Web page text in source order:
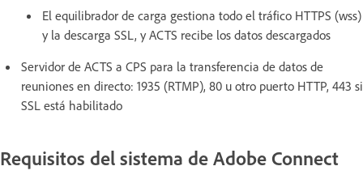
El equilibrador de carga gestiona todo el tráfico HTTPS (wss)
y la descarga SSL, y ACTS recibe los datos descargados
Servidor de ACTS a CPS para la transferencia de datos de
reuniones en directo: 1935 (RTMP), 80 u otro puerto HTTP, 443 si
SSL está habilitado
Requisitos del sistema de Adobe Connect